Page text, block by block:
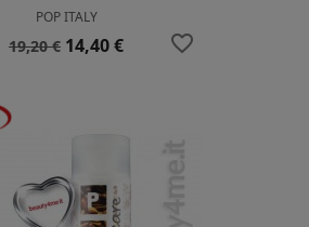
POP ITALY
Prezzo
19,20 € Prezzo
14,40 € favorite_border